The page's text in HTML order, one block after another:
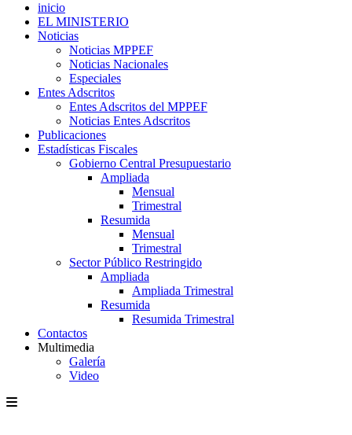
inicio
EL MINISTERIO
Noticias
Noticias MPPEF
Noticias Nacionales
Especiales
Entes Adscritos
Entes Adscritos del MPPEF
Noticias Entes Adscritos
Publicaciones
Estadísticas Fiscales
Gobierno Central Presupuestario
Ampliada
Mensual
Trimestral
Resumida
Mensual
Trimestral
Sector Público Restringido
Ampliada
Ampliada Trimestral
Resumida
Resumida Trimestral
Contactos
Multimedia
Galería
Video